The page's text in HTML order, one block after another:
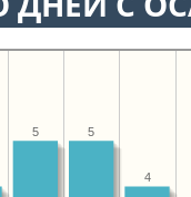
4
5
5